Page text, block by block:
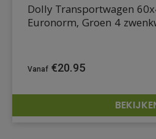
Dolly Transportwagen
Euronorm, Groen 4
€20.95